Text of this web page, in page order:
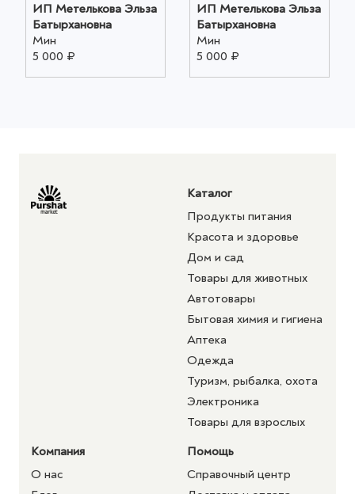
ИП Метелькова Эльза
Батырхановна
Мин
5 000 ₽
ИП Метелькова Эльза
Батырхановна
Мин
5 000 ₽
Каталог
Продукты питания
Красота и здоровье
Дом и сад
Товары для животных
Автотовары
Бытовая химия и гигиена
Аптека
Одежда
Туризм, рыбалка, охота
Электроника
Товары для взрослых
Компания
О нас
Помощь
Справочный центр